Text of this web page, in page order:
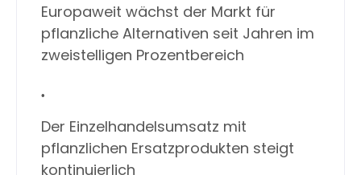
Europaweit wächst der Markt für
pflanzliche Alternativen seit Jahren im
zweistelligen Prozentbereich
Der Einzelhandelsumsatz mit
pflanzlichen Ersatzprodukten steigt
kontinuierlich